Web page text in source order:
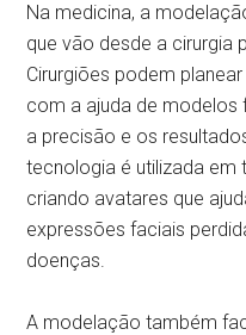
Na medicina, a
que vão desde a cirurgia
Cirurgiões podem
com a ajuda de modelos
a precisão e os
tecnologia é utilizada em
criando avatares que
expressões faciais
doenças.
A modelação também